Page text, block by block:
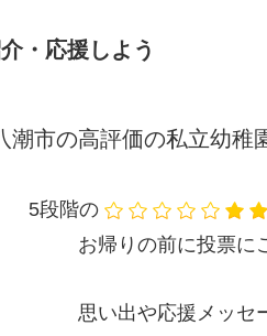
・応援しよう
潮市の高評価の私立幼
5段階の
お帰りの前に投票に
思い出や応援メッセ